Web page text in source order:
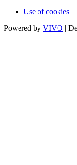
Use of cookies
Powered by VIVO |